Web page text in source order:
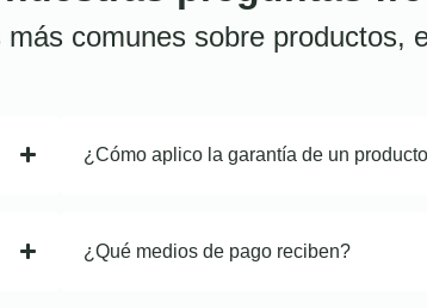
comunes sobre productos,
¿Cómo aplico la garantía de un
¿Qué medios de pago reciben?